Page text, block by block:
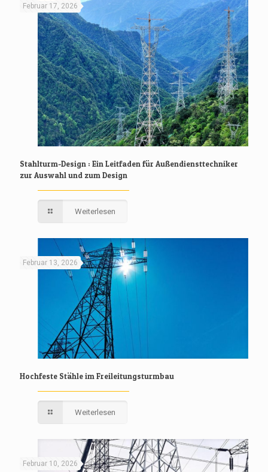
Februar 17, 2026
Stahlturm-Design : Ein Leitfaden für Außendiensttechniker
zur Auswahl und zum Design
Weiterlesen
Februar 13, 2026
Hochfeste Stähle im Freileitungsturmbau
Weiterlesen
Februar 10, 2026